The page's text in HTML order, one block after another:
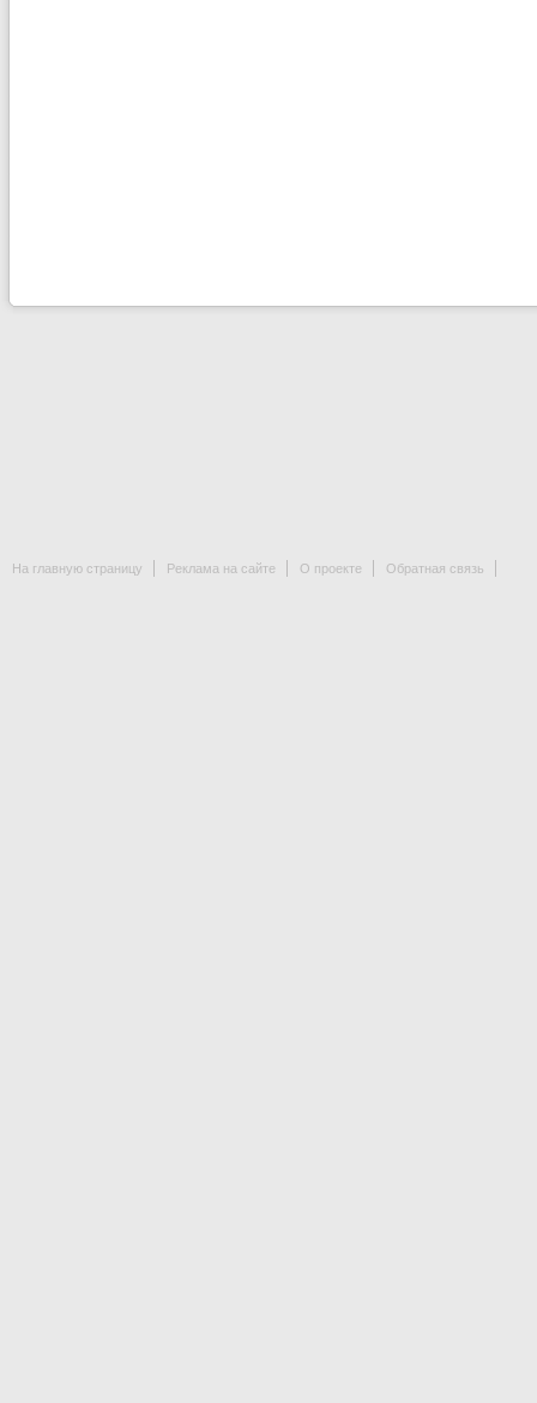
На главную страницу Реклама на сайте О проекте Обратная связь